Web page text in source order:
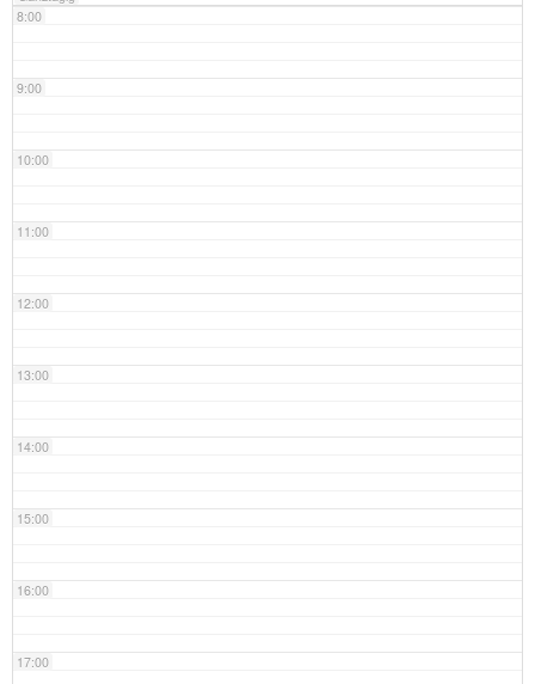
8:00
9:00
10:00
11:00
12:00
13:00
14:00
15:00
16:00
17:00